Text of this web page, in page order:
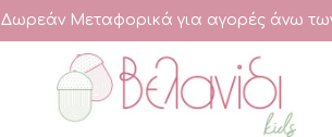
Δωρεάν Μεταφορικά για αγορές άνω